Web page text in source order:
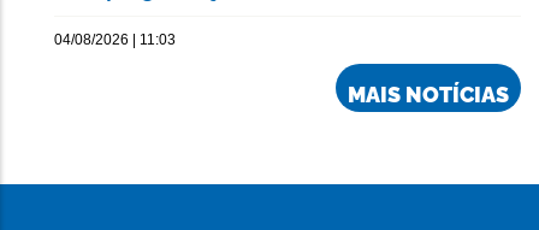
04/08/2026 | 11:03
MAIS NOTÍCIAS